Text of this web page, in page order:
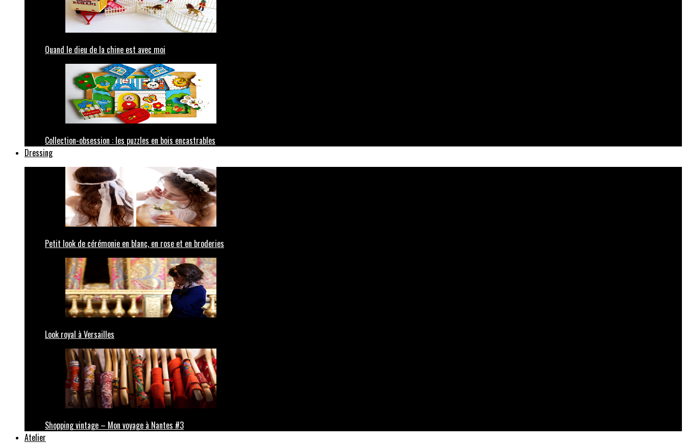
Quand le dieu de la chine est avec moi
Collection-obsession : les puzzles en bois encastrables
Dressing
Petit look de cérémonie en blanc, en rose et en broderies
Look royal à Versailles
Shopping vintage – Mon voyage à Nantes #3
Atelier